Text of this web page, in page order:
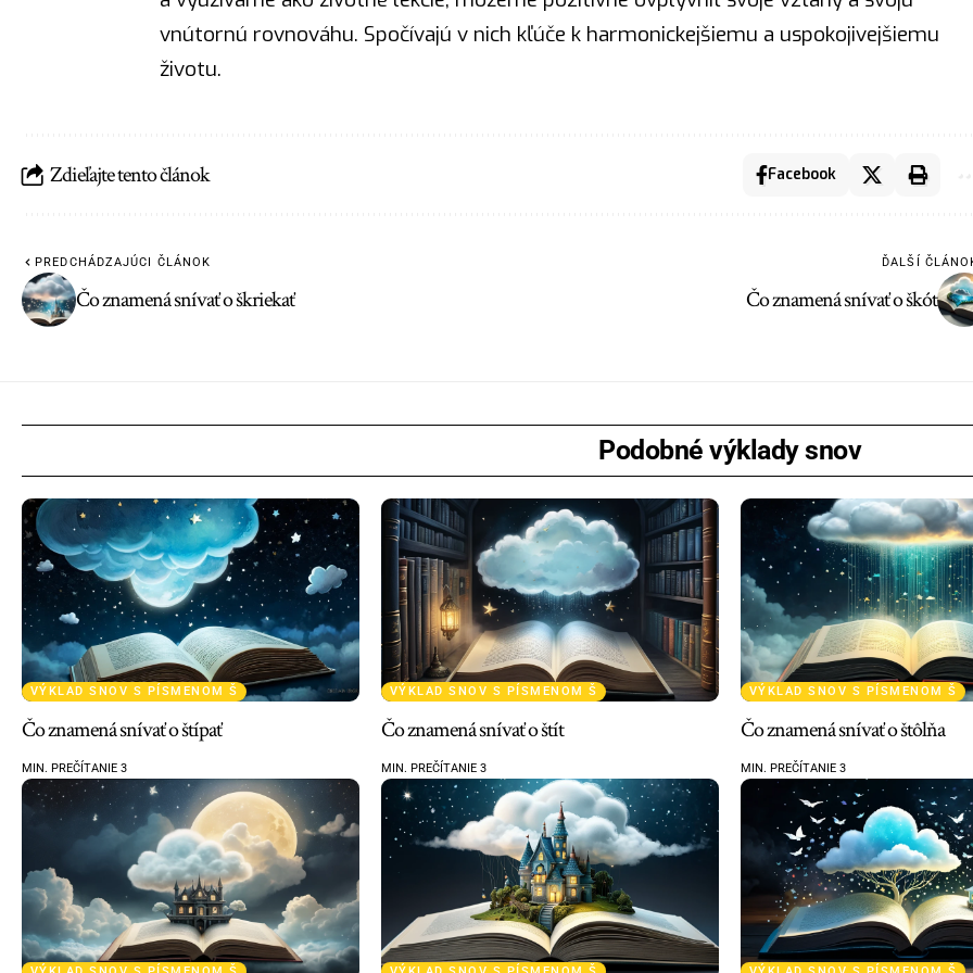
vnútornú rovnováhu. Spočívajú v nich kľúče k harmonickejšiemu a uspokojivejšiemu
životu.
Zdieľajte tento článok Facebook
PREDCHÁDZAJÚCI ČLÁNOK
Čo znamená snívať o škriekať
ĎALŠÍ
Čo znamená snívať o škót
Podobné výklady snov
VÝKLAD SNOV S PÍSMENOM Š
Čo znamená snívať o štípať
MIN. PREČÍTANIE 3
VÝKLAD SNOV S PÍSMENOM Š
Čo znamená snívať o štít
MIN. PREČÍTANIE 3
VÝKLAD SNOV S PÍSMENOM Š
Čo znamená snívať o štôlňa
MIN. PREČÍTANIE 3